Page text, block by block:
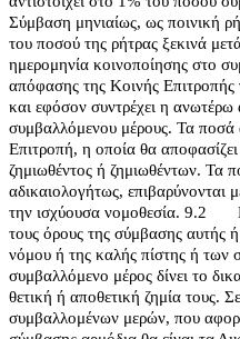
Σύμβαση μηνιαίως, ως ποινική
του ποσού της ρήτρας ξεκινά
ημερομηνία κοινοποίησης στο
απόφασης της Κοινής Επιτροπής
και εφόσον συντρέχει η ανωτέρω
συμβαλλόμενου μέρους. Τα ποσά
Επιτροπή, η οποία θα
ζημιωθέντος ή ζημιωθέντων. Τα
αδικαιολογήτως, επιβαρύνονται
την ισχύουσα νομοθεσία. 9.2
τους όρους της σύμβασης αυτής
νόμου ή της καλής πίστης ή των
συμβαλλόμενο μέρος δίνει το
θετική ή αποθετική ζημία τους.
συμβαλλομένων μερών, που